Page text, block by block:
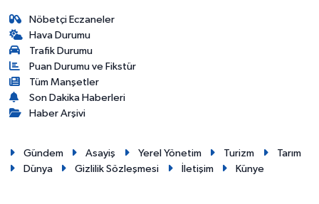
Nöbetçi Eczaneler
Hava Durumu
Trafik Durumu
Puan Durumu ve Fikstür
Tüm Manşetler
Son Dakika Haberleri
Haber Arşivi
Gündem Asayiş Yerel Yönetim Turizm
Tarım
Dünya
Gizlilik Sözleşmesi İletişim Künye